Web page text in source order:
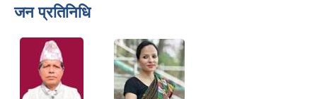
जन प्रतिनिधि